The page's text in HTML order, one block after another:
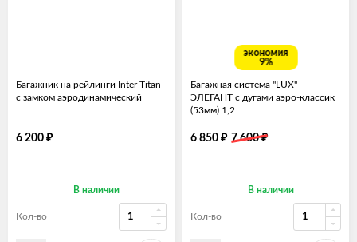
Багажник на рейлинги Inter Titan
с замком аэродинамический
6 200 ₽
В наличии
Кол-во
экономия
9%
Багажная система "LUX"
ЭЛЕГАНТ с дугами аэро-классик
(53мм) 1,2
6 850 ₽ 7 600₽
В наличии
Кол-во